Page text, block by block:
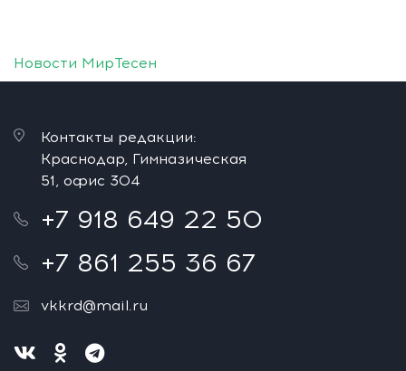
Новости МирТесен
Контакты редакции:
Краснодар, Гимназическая
51, офис 304
+7 918 649 22 50
+7 861 255 36 67
vkkrd@mail.ru